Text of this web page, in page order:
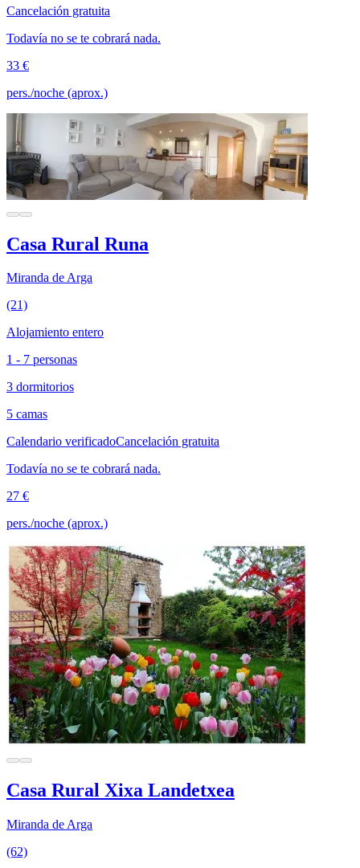
Cancelación gratuita
Todavía no se te cobrará nada.
33 €
pers./noche (aprox.)
Casa Rural Runa
Miranda de Arga
(21)
Alojamiento entero
1 - 7 personas
3 dormitorios
5 camas
Calendario verificadoCancelación gratuita
Todavía no se te cobrará nada.
27 €
pers./noche (aprox.)
Casa Rural Xixa Landetxea
Miranda de Arga
(62)